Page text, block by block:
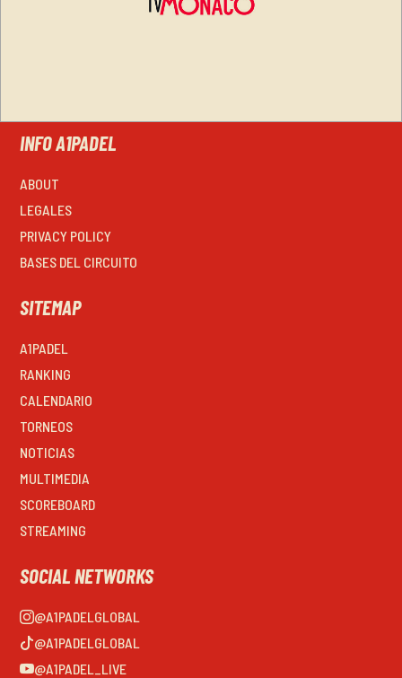
INFO A1PADEL
ABOUT
LEGALES
PRIVACY POLICY
BASES DEL CIRCUITO
SITEMAP
A1PADEL
RANKING
CALENDARIO
TORNEOS
NOTICIAS
MULTIMEDIA
SCOREBOARD
STREAMING
SOCIAL NETWORKS
@A1PADELGLOBAL
@A1PADELGLOBAL
@A1PADEL_LIVE